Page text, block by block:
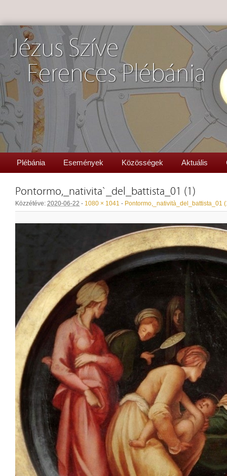
Jézus Szíve
Ferences Plébánia
Plébánia Események Közösségek Aktuális
Pontormo,_natività_del_battista_01 (1)
Közzétéve: 2020-06-22 - 1080 × 1041 - Pontormo,_natività_del_battista_01